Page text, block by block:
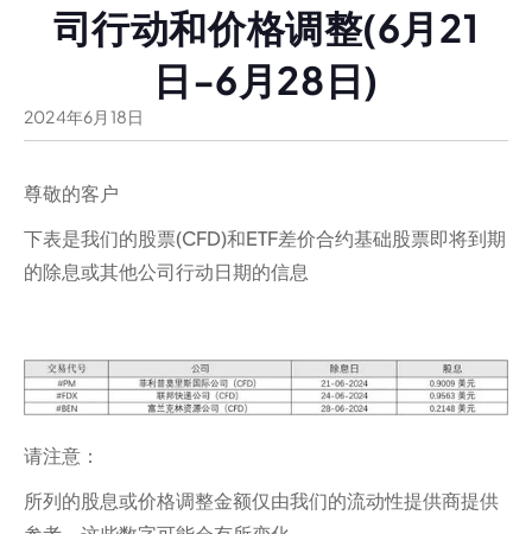
司行动和价格调整(6月21
日-6月28日)
2024年6月 18日
尊敬的客户
下表是我们的股票(CFD)和ETF差价合约基础股票即将到期
的除息或其他公司行动日期的信息
请注意：‍
所列的股息或价格调整金额仅由我们的流动性提供商提供